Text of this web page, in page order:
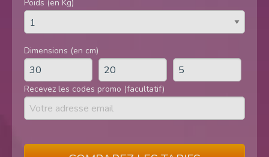
Poids (en Kg)
Dimensions (en cm)
Recevez les codes promo (facultatif)